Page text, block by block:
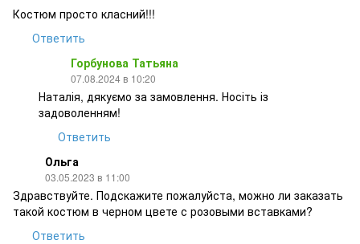
Костюм просто класний!!!
Ответить
Горбунова Татьяна
07.08.2024 в 10:20
Наталія, дякуємо за замовлення. Носіть із
задоволенням!
Ответить
Ольга
03.05.2023 в 11:00
Здравствуйте. Подскажите пожалуйста, можно ли заказать
такой костюм в черном цвете с розовыми вставками?
Ответить